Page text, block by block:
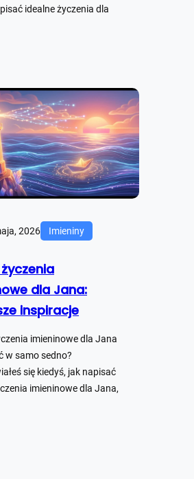
idealne życzenia dla
2026 Imieniny
dla Jana:
inspiracje
imieninowe dla Jana
w samo sedno?
się kiedyś, jak napisać
imieninowe dla Jana,